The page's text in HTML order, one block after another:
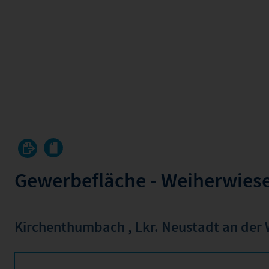
Gewerbefläche -
Kirchenthumbach , Lkr. Neustadt an der